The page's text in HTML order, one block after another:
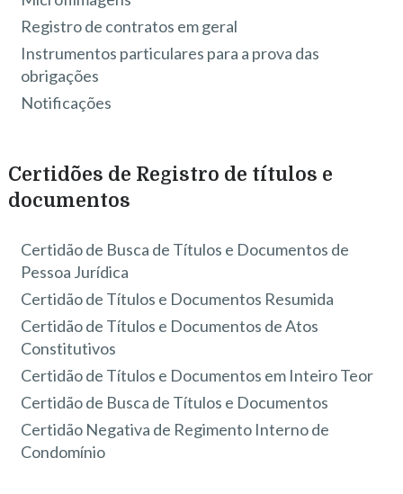
Registro de contratos em geral
Instrumentos particulares para a prova das
obrigações
Notificações
Certidões de Registro de títulos e
documentos
Certidão de Busca de Títulos e Documentos de
Pessoa Jurídica
Certidão de Títulos e Documentos Resumida
Certidão de Títulos e Documentos de Atos
Constitutivos
Certidão de Títulos e Documentos em Inteiro Teor
Certidão de Busca de Títulos e Documentos
Certidão Negativa de Regimento Interno de
Condomínio